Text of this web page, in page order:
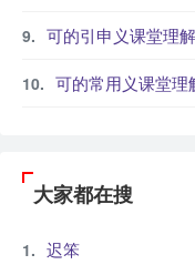
可的引申义课堂理
可的常用义课堂理
大家都在搜
迟笨